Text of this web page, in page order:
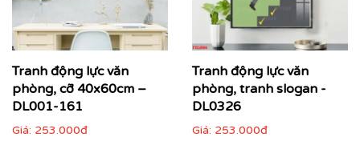
Tư vấn thi công & chọn mẫu
Tranh động lực văn
phòng, cỡ 40x60cm –
DL001-161
Giá: 253.000đ
Tranh động lực văn
phòng, tranh slogan -
DL0326
Giá: 253.000đ